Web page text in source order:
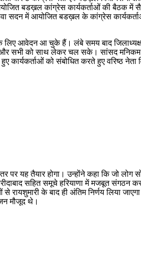
बडख़ल कांग्रेस कार्यकर्ताओं की बैठक में
सदन में आयोजित बडख़ल के कांग्रेस
आवेदन आ चुके हैं। लंबे समय बाद जिलाध्यक्ष
सभी को साथ लेकर चल सके। सांसद मनिकम
कार्यकर्ताओं को संबोधित करते हुए वरिष्ठ
पर यह तैयार होगा। उन्होंने कहा कि जो
सहित समूचे हरियाणा में मजबूत संगठन
के बाद ही अंतिम निर्णय लिया
मौजूद थे।